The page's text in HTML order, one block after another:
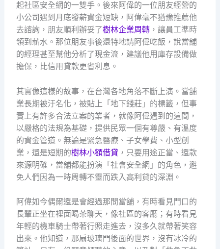
起社區安全網的一雙手。後來阿偉的一位朋友經營的
小公司遇到月底發薪資金短缺，阿偉毫不猶豫推薦他
去諮詢，朋友順利辦妥了樹林企業周轉，讓員工準時
領到薪水。那位朋友事後還特地請阿偉吃飯，說當舖
的經理甚至幫他分析了現金流，建議他用庫存設備做
擔保，比信用貸款更省利息。
其實像這樣的故事，在台灣各地角落不斷上演。當舖
業長期被汙名化，被貼上「地下錢莊」的標籤，但事
實上有許多合法立案的業者，就像阿偉遇到的這間，
以嚴格的法規為基礎，提供民眾一個有尊嚴、有溫度
的資金管道。無論是緊急醫療、子女學費、小型創
業，還是短期的樹林小額借貸 ，只要用途正當、還款
來源明確，當舖都能扮演「社會安全網」的角色，避
免人們因為一時周轉不靈而跌入高利貸的深淵。
阿偉如今偶爾還是會經過那間當舖，有時看見門口的
長輩正坐在裡面喝茶聊天，像社區的客廳；有時看見
年輕的機車騎士帶著行照走進去，沒多久就帶著笑容
出來。他知道，那扇玻璃門後面的世界，沒有冰冷的